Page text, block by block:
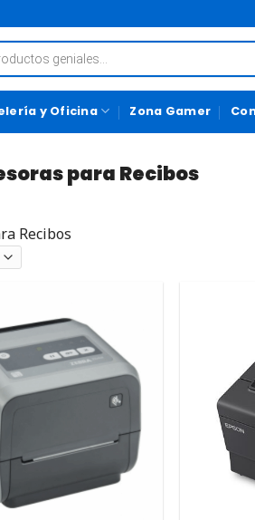
y Oficina Zona Gamer
para Recibos
Recibos